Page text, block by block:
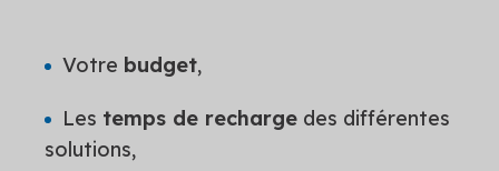
Votre budget,
Les temps de recharge des différentes
solutions,